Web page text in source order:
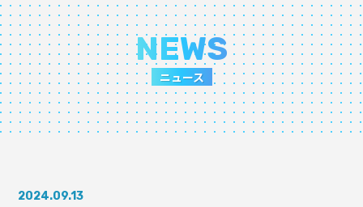
ABOUT
TALENT
NEWS
NEWS
ニュース
2024.09.13